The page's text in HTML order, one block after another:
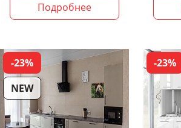
Подробнее
-23%
NEW
-23%